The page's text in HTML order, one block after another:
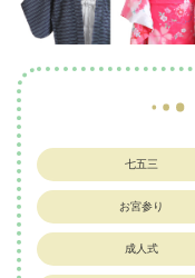
七五三
お宮参り
成人式